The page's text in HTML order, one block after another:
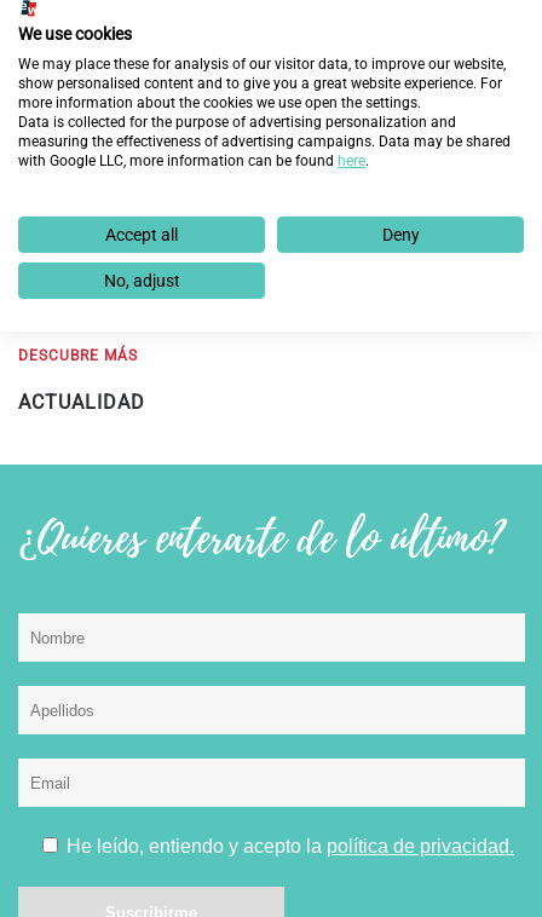
Fundación Endesa y Fundación Integra prevén
exclusión social en Aragón con la nueva edición del
programa ‘Cambiando Vidas’
19 de febrero de 2025
DESCUBRE MÁS
ACTUALIDAD
¿Quieres enterarte de lo último?
He leído, entiendo y acepto la política de privacidad.
We use cookies
We may place these for analysis of our visitor data, to improve our website,
show personalised content and to give you a great website experience. For
more information about the cookies we use open the settings.
Data is collected for the purpose of advertising personalization and
measuring the effectiveness of advertising campaigns. Data may be shared
with Google LLC, more information can be found here.
Accept all Deny
No, adjust